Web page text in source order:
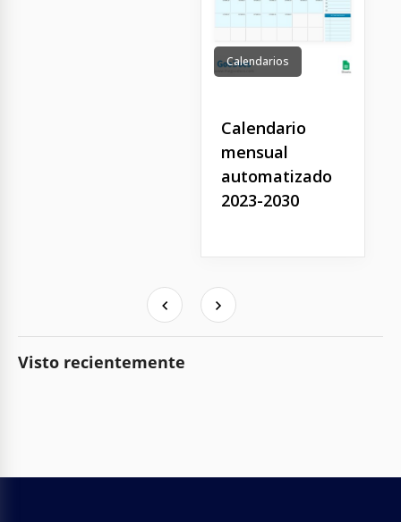
Calendarios
Calendario
mensual
automatizado
2023-2030
Visto recientemente